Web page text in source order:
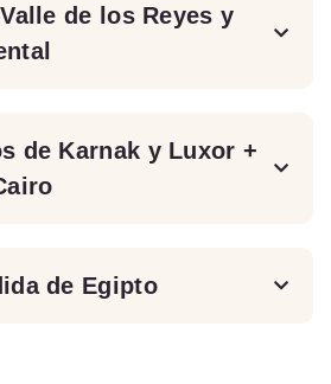
de los Reyes y
de Karnak y Luxor +
de Egipto